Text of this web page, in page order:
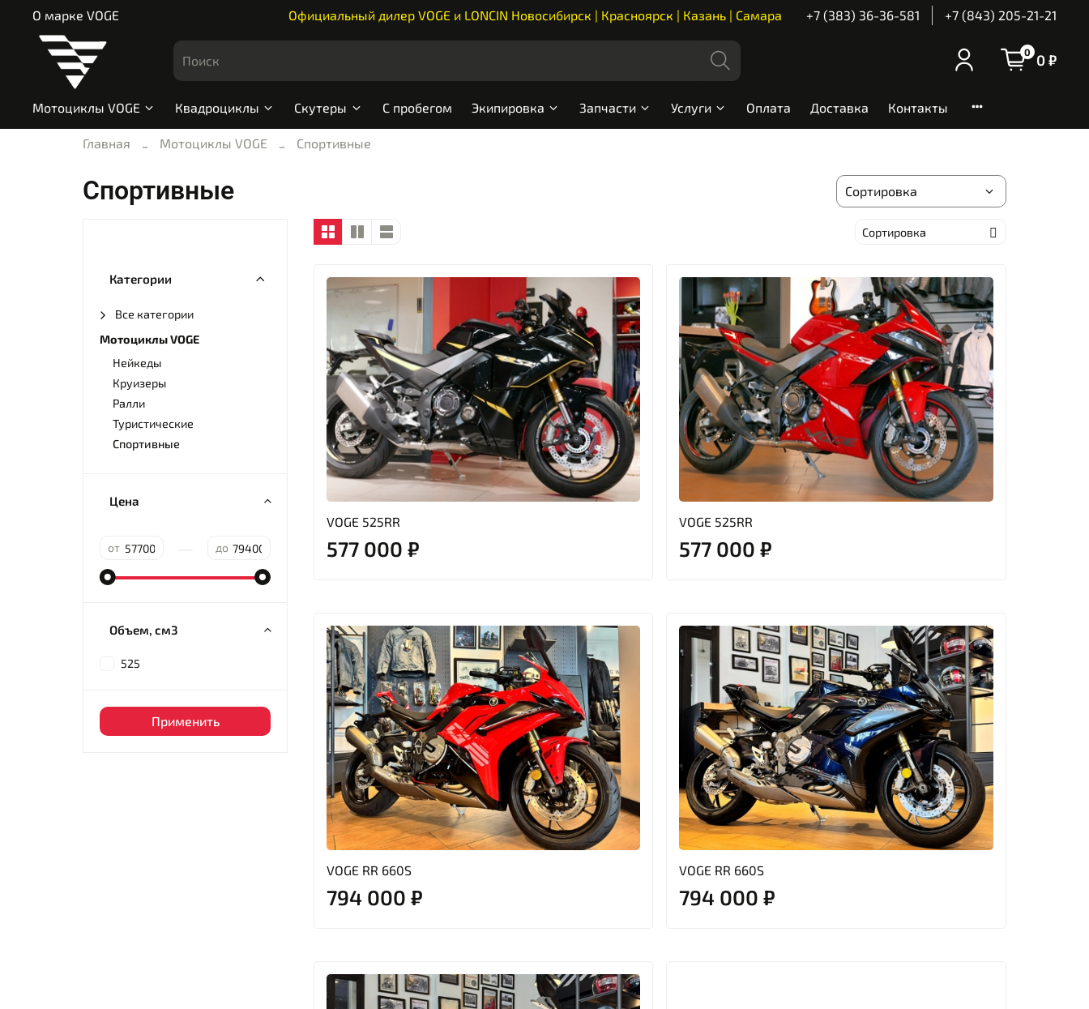
О марке VOGE Официальный дилер VOGE и LONCIN Новосибирск | Красноярск | Казань | Самара +7 (383) 36-36-581 +7 (843) 205-21-21
0 0 ₽
Мотоциклы VOGE Квадроциклы Скутеры С пробегом Экипировка Запчасти Услуги Оплата Доставка Контакты
Главная Мотоциклы VOGE Спортивные
Спортивные
VOGE 525RR
577 000 ₽
VOGE 525RR
577 000 ₽
VOGE RR 660S
794 000 ₽
VOGE RR 660S
794 000 ₽
Категории
Все категории
Мотоциклы VOGE
Нейкеды
Круизеры
Ралли
Туристические
Спортивные
Цена
от до
Объем, см3
525
Применить